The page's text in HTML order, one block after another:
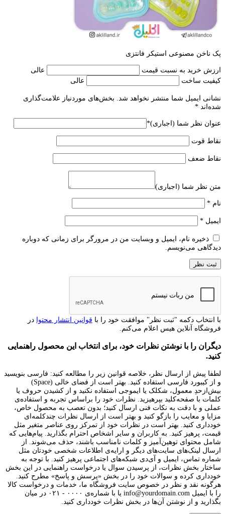
پک ناخن مصنوعی استیکر فانتزی
ارزش خرید به نسبت قیمت
عالی
کیفیت ساخت
عالی
نشانی ایمیل شما منتشر نخواهد شد. بخش‌های موردنیاز علامت‌گذاری
شده‌اند *
عنوان نظر شما (اجباری)*
نقاط قوت
نقاط ضعف
متن نظر شما (اجباری)
نام *
ایمیل *
ذخیره نام، ایمیل و وبسایت من در مرورگر برای زمانی که دوباره
دیدگاهی می‌نویسم.
با انتخاب دکمه "ثبت نظر" موافقت خود را با قوانین انتشار محتوا در
فروشگاه آنلاین هیس اعلام می‌کنم.
دیگران را با نوشتن نظرات خود، برای انتخاب این محصول راهنمایی
کنید.
لطفا پیش از ارسال نظر، خلاصه قوانین زیر را مطالعه کنید: فارسی بنویسید
و از کیبورد فارسی استفاده کنید. بهتر است از فضای خالی (Space)
بیش‌از‌حدِ معمول، شکلک یا ایموجی استفاده نکنید و از کشیدن حروف یا
کلمات با صفحه‌کلید بپرهیزید. نظرات خود را براساس تجربه و استفاده‌ی
عملی و با دقت به نکات فنی ارسال کنید؛ بدون تعصب به محصول خاص،
مزایا و معایب را بازگو کنید و بهتر است از ارسال نظرات چندکلمه‌‌ای
خودداری کنید. بهتر است در نظرات خود از تمرکز روی عناصر متغیر مثل
قیمت، پرهیز کنید. به کاربران و سایر اشخاص احترام بگذارید. پیام‌هایی که
شامل محتوای توهین‌آمیز و کلمات نامناسب باشند، حذف می‌شوند. از
ارسال لینک‌های سایت‌های دیگر و ارایه‌ی اطلاعات شخصی خودتان مثل
شماره تماس، ایمیل و آی‌دی شبکه‌های اجتماعی پرهیز کنید. با توجه به
ساختار بخش نظرات، از پرسیدن سوال یا درخواست راهنمایی در این بخش
خودداری کرده و سوالات خود را در بخش «پرسش و پاسخ» مطرح کنید.
هرگونه نقد و نظر در خصوص سایت فروشگاه ما، خدمات و درخواست کالا
را با ایمیل info@yourdomain.com یا با شماره‌ی ۰۰۰۰ - ۰۲۱ در میان
بگذارید و از نوشتن آن‌ها در بخش نظرات خودداری کنید.